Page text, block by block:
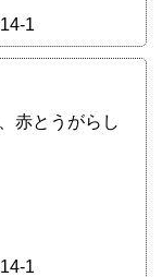
1
赤とうがらし
1